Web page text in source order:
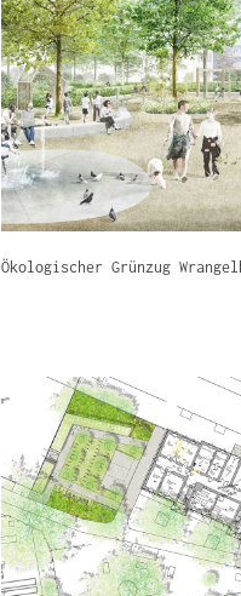
Ökologischer Grünzug